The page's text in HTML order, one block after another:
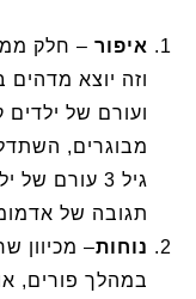
איפור – חלק
וזה יוצא
ועורם של
מבוגרים,
גיל 3 עורם
תגובה של
נוחות– מכיוון
במהלך פורים,